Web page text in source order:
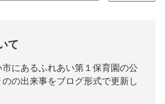
て
にあるふれあい第１保育園の公
の出来事をブログ形式で更新し